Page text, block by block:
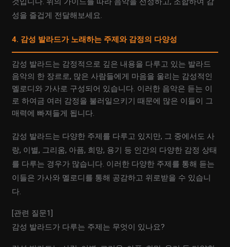
성을 즐겁게 전달해보세요.
4. 감성 발라드가 노래하는 주제와 감정의 다양성
감성 발라드는 감정적으로 깊은 내용을 다루고 있는 발라드
음악의 한 장르로, 많은 사람들에게 마음을 울리는 감성적인
멜로디와 가사로 구성되어 있습니다. 이러한 음악은 듣는 이
로 하여금 여러 감정을 불러일으키기 때문에 많은 이들이 그
매력에 빠져들게 됩니다.
감성 발라드는 다양한 주제를 다루고 있지만, 그 중에서도 사
랑, 이별, 그리움, 아픔, 희망, 용기 등 인간의 다양한 감정 상태
를 다루는 경우가 많습니다. 이러한 다양한 주제를 통해 듣는
이들은 가사와 멜로디를 통해 공감하고 위로받을 수 있습니
다.
[관련 질문1]
감성 발라드가 다루는 주제는 무엇이 있나요?